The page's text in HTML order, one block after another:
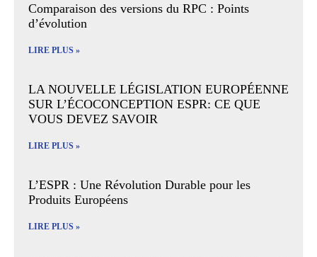
Comparaison des versions du RPC : Points
d’évolution
LIRE PLUS »
LA NOUVELLE LÉGISLATION EUROPÉENNE
SUR L’ÉCOCONCEPTION ESPR: CE QUE
VOUS DEVEZ SAVOIR
LIRE PLUS »
L’ESPR : Une Révolution Durable pour les
Produits Européens
LIRE PLUS »